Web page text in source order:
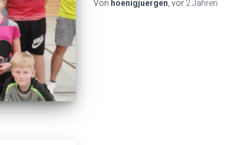
Von hoenigjuergen , vor 2 Jahren